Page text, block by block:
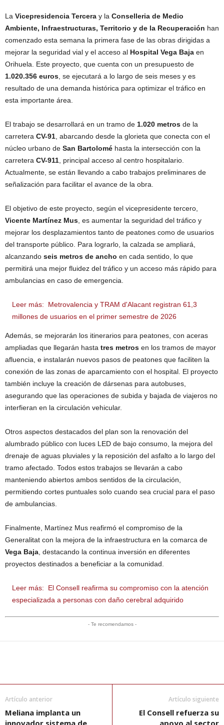
La Vicepresidencia Tercera y la Conselleria de Medio
Ambiente, Infraestructuras, Territorio y de la Recuperación han
comenzado esta semana la primera fase de las obras dirigidas a
mejorar la seguridad vial y el acceso al Hospital Vega Baja en
Orihuela. Este proyecto, que cuenta con un presupuesto de
1.020.356 euros , se ejecutará a lo largo de seis meses y es
resultado de una demanda histórica para optimizar el tráfico en
esta importante área.
El trabajo se desarrollará en un tramo de 1.020 metros de la
carretera CV-91 , abarcando desde la glorieta que conecta con el
núcleo urbano de San Bartolomé hasta la intersección con la
carretera CV-911 , principal acceso al centro hospitalario.
Actualmente, se están llevando a cabo trabajos preliminares de
señalización para facilitar el avance de la obra.
El objetivo de este proyecto, según el vicepresidente tercero,
Vicente Martínez Mus , es aumentar la seguridad del tráfico y
mejorar los desplazamientos tanto de peatones como de usuarios
del transporte público. Para lograrlo, la calzada se ampliará,
alcanzando seis metros de ancho en cada sentido, lo que
permitirá una mejor fluidez del tráfico y un acceso más rápido para
ambulancias en caso de emergencia.
Leer más:
Metrovalencia y TRAM d'Alacant registran 61,3
millones de usuarios en el primer semestre de 2026
Además, se mejorarán los itinerarios para peatones, con aceras
ampliadas que llegarán hasta tres metros en los tramos de mayor
afluencia, e instalarán nuevos pasos de peatones que faciliten la
conexión de las zonas de aparcamiento con el hospital. El proyecto
también incluye la creación de dársenas para autobuses,
asegurando que las operaciones de subida y bajada de viajeros no
interfieran en la circulación vehicular.
Otros aspectos destacados del plan son la renovación del
alumbrado público con luces LED de bajo consumo, la mejora del
drenaje de aguas pluviales y la reposición del asfalto a lo largo del
tramo afectado. Todos estos trabajos se llevarán a cabo
manteniendo abiertos ambos sentidos de la circulación,
permitiendo cortes puntuales solo cuando sea crucial para el paso
de ambulancias.
Finalmente, Martínez Mus reafirmó el compromiso de la
Generalitat con la mejora de la infraestructura en la comarca de
Vega Baja , destacando la continua inversión en diferentes
proyectos destinados a beneficiar a la comunidad.
Leer más:
El Consell reafirma su compromiso con la atención
especializada a personas con daño cerebral adquirido
- Te recomendamos -
Artículo anterior
Meliana implanta un
innovador sistema de
Artículo siguiente
El Consell refuerza su
apoyo al sector